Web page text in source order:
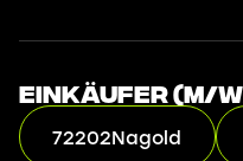
Einkäufer (m/
72202Nagold